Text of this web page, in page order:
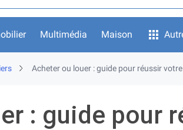
Multimédia Maison
Acheter ou louer : guide pour réussir
: guide pour